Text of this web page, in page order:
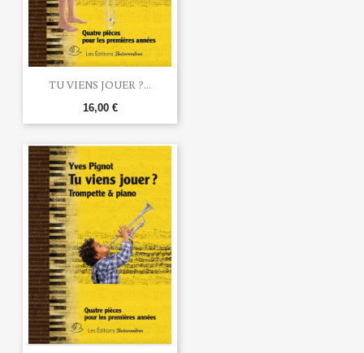
TU VIENS JOUER ?...
16,00 €